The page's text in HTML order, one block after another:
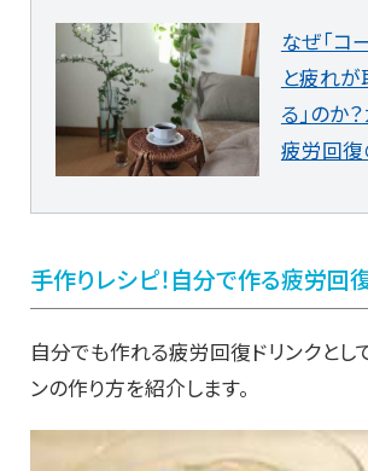
なぜ「コ
と疲れ
る」のか
疲労回
手作りレシピ！自分で作る疲労回
自分でも作れる疲労回復ドリンクとし
ンの作り方を紹介します。